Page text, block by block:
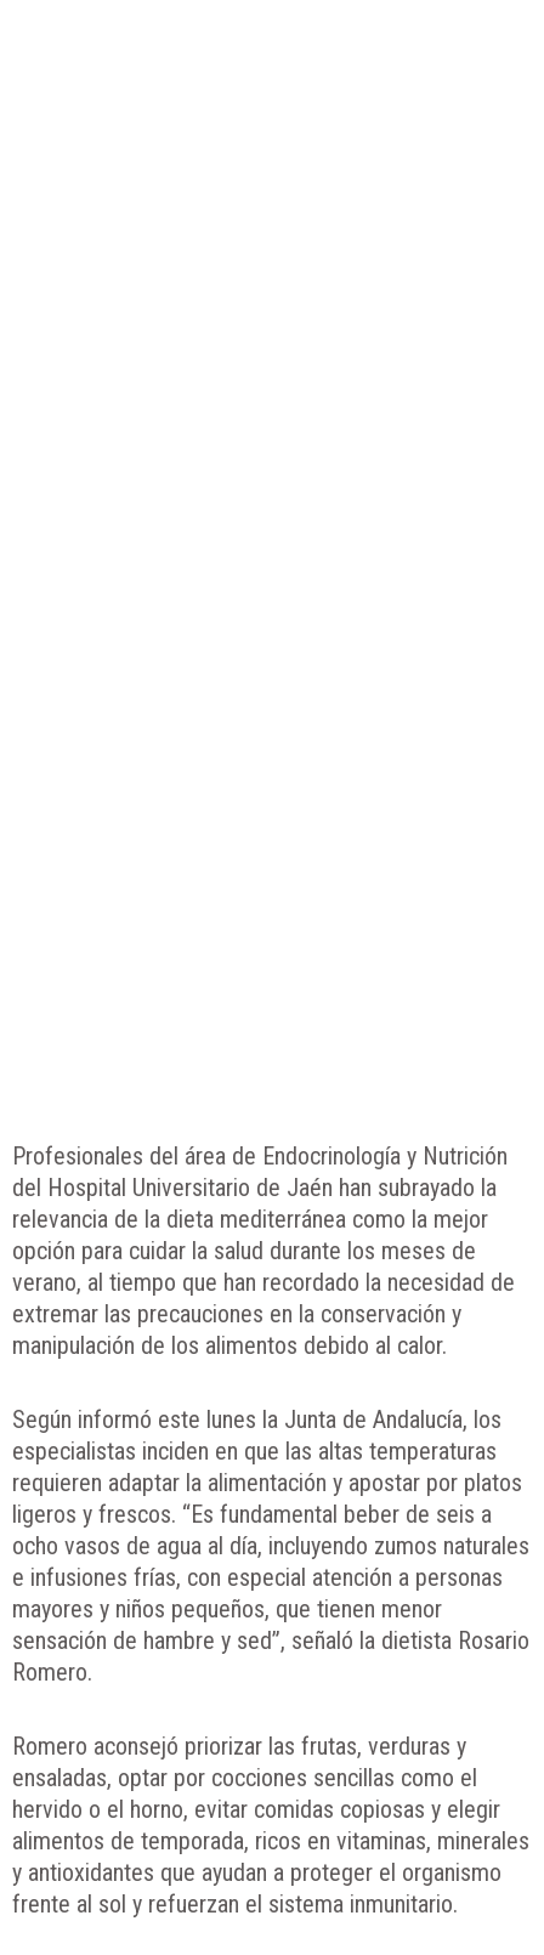
Profesionales del área de Endocrinología y Nutrición
del Hospital Universitario de Jaén han subrayado la
relevancia de la dieta mediterránea como la mejor
opción para cuidar la salud durante los meses de
verano, al tiempo que han recordado la necesidad de
extremar las precauciones en la conservación y
manipulación de los alimentos debido al calor.
Según informó este lunes la Junta de Andalucía, los
especialistas inciden en que las altas temperaturas
requieren adaptar la alimentación y apostar por platos
ligeros y frescos. “Es fundamental beber de seis a
ocho vasos de agua al día, incluyendo zumos naturales
e infusiones frías, con especial atención a personas
mayores y niños pequeños, que tienen menor
sensación de hambre y sed”, señaló la dietista Rosario
Romero.
Romero aconsejó priorizar las frutas, verduras y
ensaladas, optar por cocciones sencillas como el
hervido o el horno, evitar comidas copiosas y elegir
alimentos de temporada, ricos en vitaminas, minerales
y antioxidantes que ayudan a proteger el organismo
frente al sol y refuerzan el sistema inmunitario.